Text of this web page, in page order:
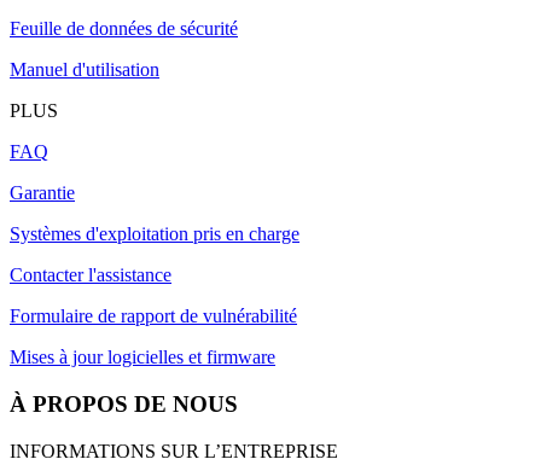
Feuille de données de sécurité
Manuel d'utilisation
PLUS
FAQ
Garantie
Systèmes d'exploitation pris en charge
Contacter l'assistance
Formulaire de rapport de vulnérabilité
Mises à jour logicielles et firmware
À PROPOS DE NOUS
INFORMATIONS SUR L’ENTREPRISE